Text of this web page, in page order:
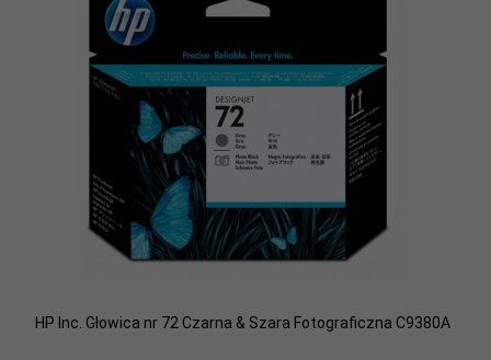
HP Inc. Głowica nr 72 Czarna & Szara Fotograficzna C9380A